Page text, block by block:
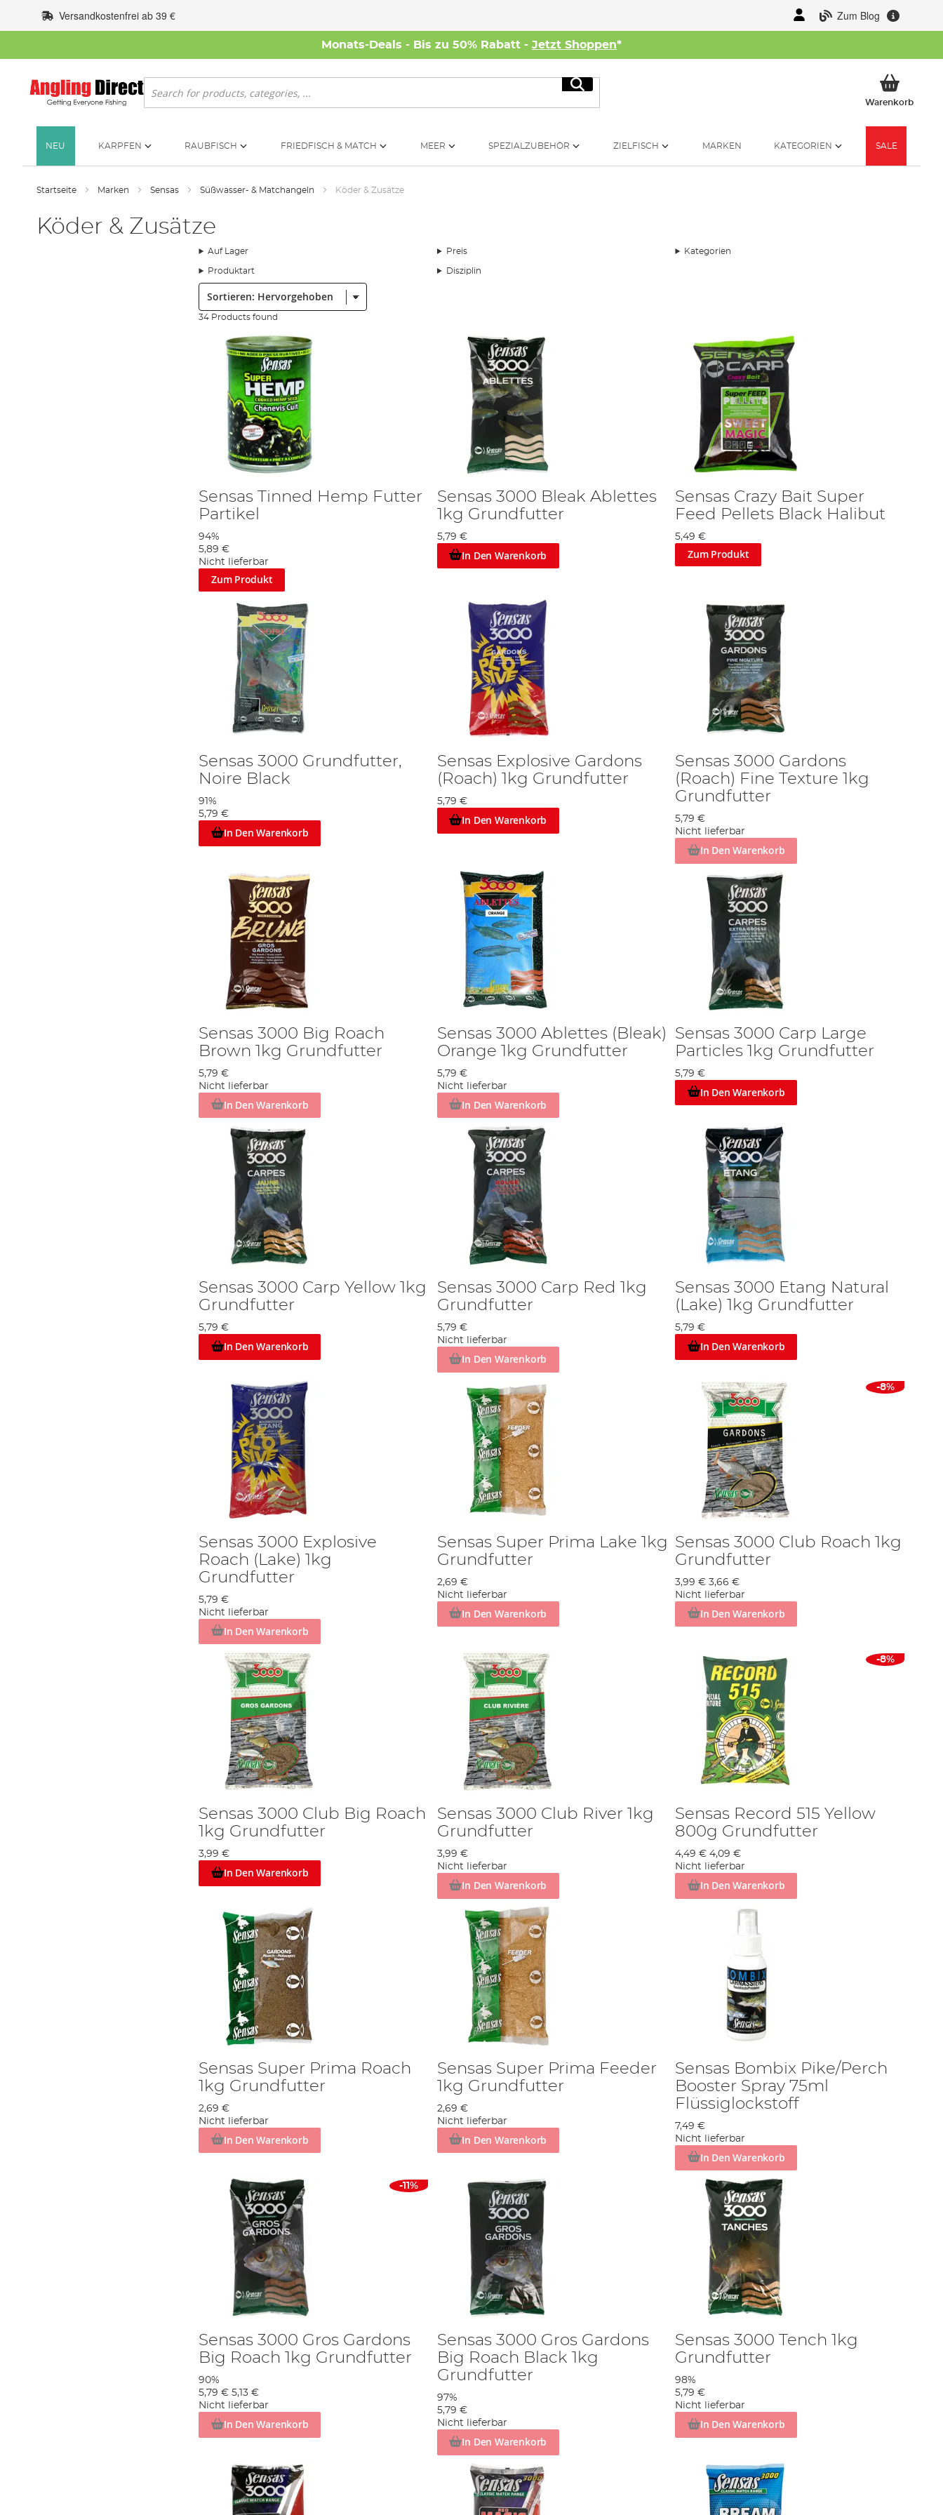
Inhalt
springen
Zum Blog
Versandkostenfrei ab 39 €
Monats-Deals - Bis zu 50% Rabatt - Jetzt Shoppen*
Suche
Suche
WarenkorbMein
NEU KARPFEN RAUBFISCH FRIEDFISCH & MATCH MEER SPEZIALZUBEHÖR ZIELFISCH MARKEN KATEGORIEN SALE
Startseite Marken Sensas Süßwasser- & Matchangeln Köder & Zusätze
Köder & Zusätze
Auf Lager Preis Kategorien
Produktart Disziplin
Sortieren:
34 Products found
Sensas Tinned Hemp Futter
Partikel
94%
5,89 €
Nicht lieferbar
Zum Produkt
Sensas 3000 Bleak Ablettes
1kg Grundfutter
5,79 €
In Den Warenkorb
Sensas Crazy Bait Super
Feed Pellets Black Halibut
5,49 €
Zum Produkt
Sensas 3000 Grundfutter,
Noire Black
91%
5,79 €
In Den Warenkorb
Sensas Explosive Gardons
(Roach) 1kg Grundfutter
5,79 €
In Den Warenkorb
Sensas 3000 Gardons
(Roach) Fine Texture 1kg
Grundfutter
5,79 €
Nicht lieferbar
In Den Warenkorb
Sensas 3000 Big Roach
Brown 1kg Grundfutter
5,79 €
Nicht lieferbar
In Den Warenkorb
Sensas 3000 Ablettes (Bleak)
Orange 1kg Grundfutter
5,79 €
Nicht lieferbar
In Den Warenkorb
Sensas 3000 Carp Large
Particles 1kg Grundfutter
5,79 €
In Den Warenkorb
Sensas 3000 Carp Yellow 1kg
Grundfutter
5,79 €
In Den Warenkorb
Sensas 3000 Carp Red 1kg
Grundfutter
5,79 €
Nicht lieferbar
In Den Warenkorb
Sensas 3000 Etang Natural
(Lake) 1kg Grundfutter
5,79 €
In Den Warenkorb
Sensas 3000 Explosive
Roach (Lake) 1kg
Grundfutter
5,79 €
Nicht lieferbar
In Den Warenkorb
Sensas Super Prima Lake 1kg
Grundfutter
2,69 €
Nicht lieferbar
In Den Warenkorb
-8%
Sensas 3000 Club Roach 1kg
Grundfutter
3,99 € 3,66 €
Nicht lieferbar
In Den Warenkorb
Sensas 3000 Club Big Roach
1kg Grundfutter
3,99 €
In Den Warenkorb
Sensas 3000 Club River 1kg
Grundfutter
3,99 €
Nicht lieferbar
In Den Warenkorb
-8%
Sensas Record 515 Yellow
800g Grundfutter
4,49 € 4,09 €
Nicht lieferbar
In Den Warenkorb
Sensas Super Prima Roach
1kg Grundfutter
2,69 €
Nicht lieferbar
In Den Warenkorb
Sensas Super Prima Feeder
1kg Grundfutter
2,69 €
Nicht lieferbar
In Den Warenkorb
Sensas Bombix Pike/Perch
Booster Spray 75ml
Flüssiglockstoff
7,49 €
Nicht lieferbar
In Den Warenkorb
-11%
Sensas 3000 Gros Gardons
Big Roach 1kg Grundfutter
90%
5,79 € 5,13 €
Nicht lieferbar
In Den Warenkorb
Sensas 3000 Gros Gardons
Big Roach Black 1kg
Grundfutter
97%
5,79 €
Nicht lieferbar
In Den Warenkorb
Sensas 3000 Tench 1kg
Grundfutter
98%
5,79 €
Nicht lieferbar
In Den Warenkorb